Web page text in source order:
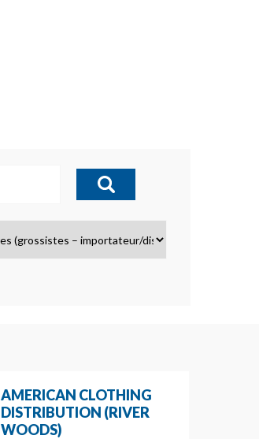
AMERICAN CLOTHING
DISTRIBUTION (RIVER
WOODS)